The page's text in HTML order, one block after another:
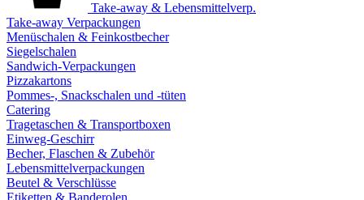
Take-away & Lebensmittelverp.
Take-away Verpackungen
Menüschalen & Feinkostbecher
Siegelschalen
Sandwich-Verpackungen
Pizzakartons
Pommes-, Snackschalen und -tüten
Catering
Tragetaschen & Transportboxen
Einweg-Geschirr
Becher, Flaschen & Zubehör
Lebensmittelverpackungen
Beutel & Verschlüsse